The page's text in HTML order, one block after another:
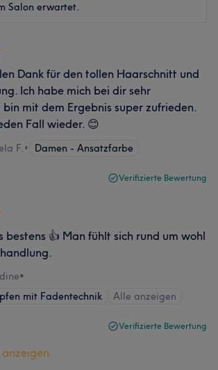
Salon erwartet.
Dank für den tollen Haarschnitt und
Ich habe mich bei dir sehr
mit dem Ergebnis super zufrieden.
Fall wieder. 😊
F.• Damen - Ansatzfarbe
Verifizierte Bewertung
bestens 👍 Man fühlt sich rund um wohl
•
mit Fadentechnik
Alle anzeigen
Verifizierte Bewertung